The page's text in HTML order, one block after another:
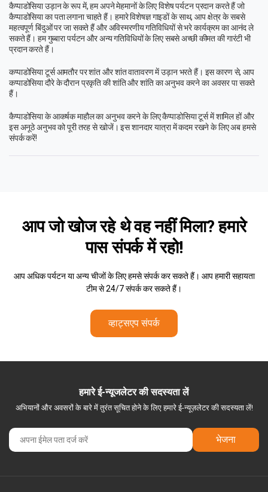
कैप्पाडोसिया उड़ान के रूप में, हम अपने मेहमानों के लिए विशेष पर्यटन प्रदान करते हैं जो
कैप्पाडोसिया का पता लगाना चाहते हैं। हमारे विशेषज्ञ गाइडों के साथ, आप क्षेत्र के सबसे
महत्वपूर्ण बिंदुओं पर जा सकते हैं और अविस्मरणीय गतिविधियों से भरे कार्यक्रम का आनंद ले
सकते हैं। हम गुब्बारा पर्यटन और अन्य गतिविधियों के लिए सबसे अच्छी कीमत की गारंटी भी
प्रदान करते हैं।
कप्पाडोसिया टूर्स आमतौर पर शांत और शांत वातावरण में उड़ान भरते हैं। इस कारण से, आप
कप्पाडोसिया दौरे के दौरान प्रकृति की शांति और शांति का अनुभव करने का अवसर पा सकते
हैं।
कैप्पाडोसिया के आकर्षक माहौल का अनुभव करने के लिए कैप्पाडोसिया टूर्स में शामिल हों और
इस अनूठे अनुभव को पूरी तरह से खोजें। इस शानदार यात्रा में कदम रखने के लिए अब हमसे
संपर्क करें!
आप जो खोज रहे थे वह नहीं मिला? हमारे
पाससंपर्क में रहो!
आप अधिक पर्यटन या अन्य चीजों के लिए हमसे संपर्क कर सकते हैं। आप हमारी सहायता
टीम से 24/7 संपर्क कर सकते हैं।
व्हाट्सएप संपर्क
हमारे ई-न्यूजलेटर की सदस्यता लें
अभियानों और अवसरों के बारे में तुरंत सूचित होने के लिए हमारे ई-न्यूज़लेटर की सदस्यता लें!
भेजना